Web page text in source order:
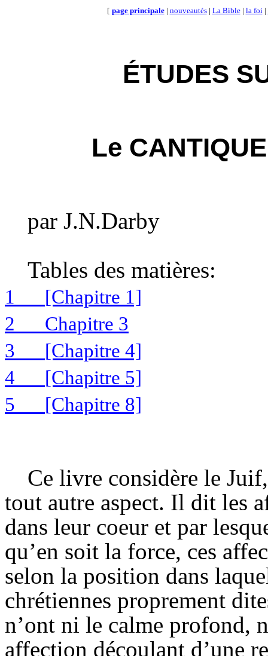
[ page principale| nouveautés| La Bible| la foi|
ÉTUDES
Le CANTIQUE
par J.N.Darby
Tables des matières:
1
[Chapitre 1]
2
Chapitre 3
3
[Chapitre 4]
4
[Chapitre 5]
5
[Chapitre 8]
Ce livre considère le
tout autre aspect. Il dit les
dans leur coeur et par
qu’en soit la force, ces
selon la position dans
chrétiennes proprement
n’ont ni le calme profond,
affection découlant d’une